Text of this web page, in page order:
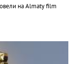
на Almaty film